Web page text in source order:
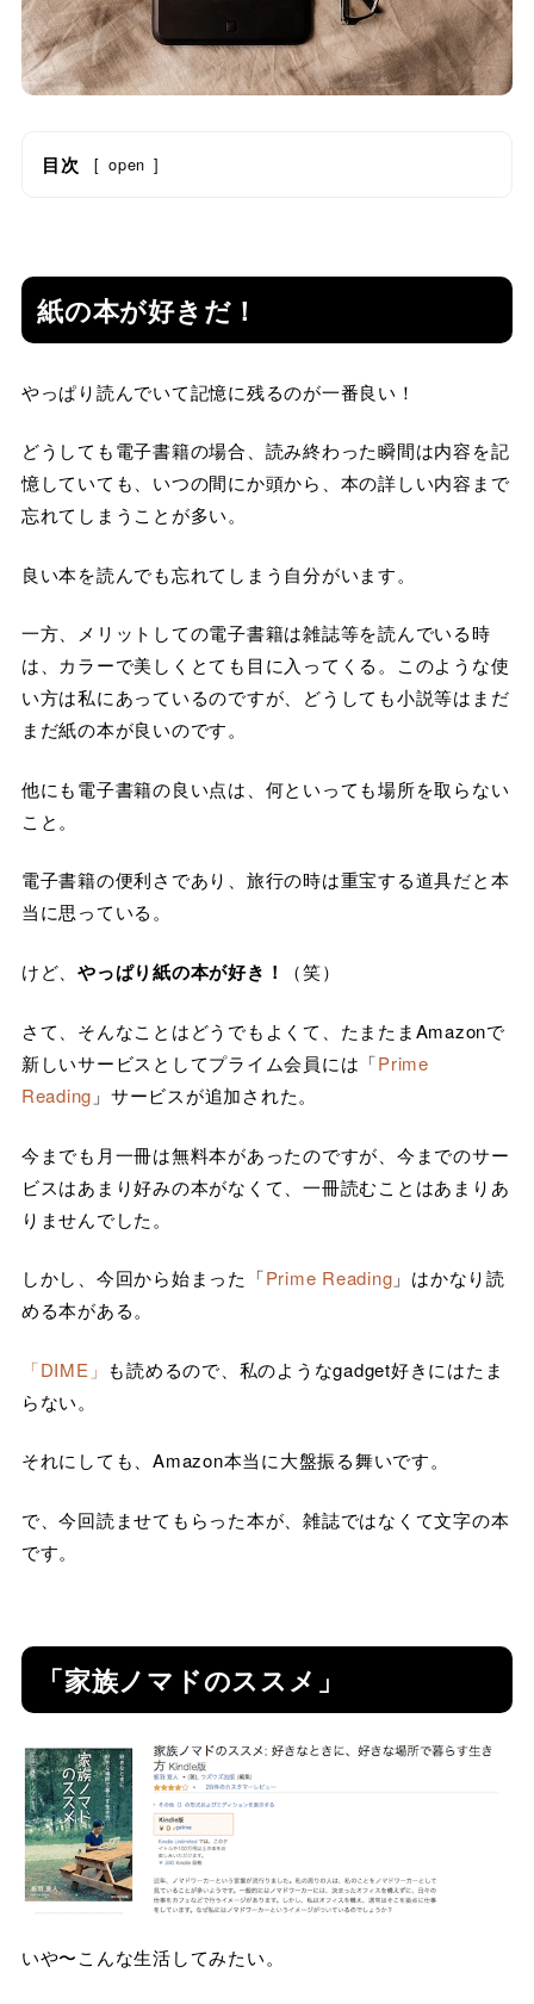
目次 [ open ]
紙の本が好きだ！
やっぱり読んでいて記憶に残るのが一番良い！
どうしても電子書籍の場合、読み終わった瞬間は内容を記
憶していても、いつの間にか頭から、本の詳しい内容まで
忘れてしまうことが多い。
良い本を読んでも忘れてしまう自分がいます。
一方、メリットしての電子書籍は雑誌等を読んでいる時
は、カラーで美しくとても目に入ってくる。このような使
い方は私にあっているのですが、どうしても小説等はまだ
まだ紙の本が良いのです。
他にも電子書籍の良い点は、何といっても場所を取らない
こと。
電子書籍の便利さであり、旅行の時は重宝する道具だと本
当に思っている。
けど、やっぱり紙の本が好き！ （笑）
さて、そんなことはどうでもよくて、たまたまAmazonで
新しいサービスとしてプライム会員には「Prime
Reading 」サービスが追加された。
今までも月一冊は無料本があったのですが、今までのサー
ビスはあまり好みの本がなくて、一冊読むことはあまりあ
りませんでした。
しかし、今回から始まった「Prime Reading 」はかなり読
める本がある。
「DIME」 も読めるので、私のようなgadget好きにはたま
らない。
それにしても、Amazon本当に大盤振る舞いです。
で、今回読ませてもらった本が、雑誌ではなくて文字の本
です。
「家族ノマドのススメ」
いや〜こんな生活してみたい。